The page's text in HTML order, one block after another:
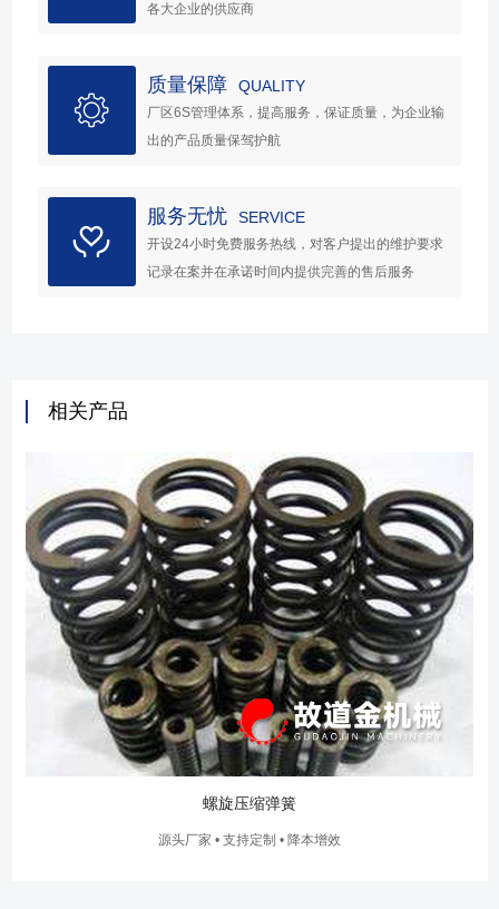
各大企业的供应商
质量保障 QUALITY
厂区6S管理体系，提高服务，保证质量，为企业输
出的产品质量保驾护航
服务无忧 SERVICE
开设24小时免费服务热线，对客户提出的维护要求
记录在案并在承诺时间内提供完善的售后服务
相关产品
螺旋压缩弹簧
源头厂家 • 支持定制 • 降本增效